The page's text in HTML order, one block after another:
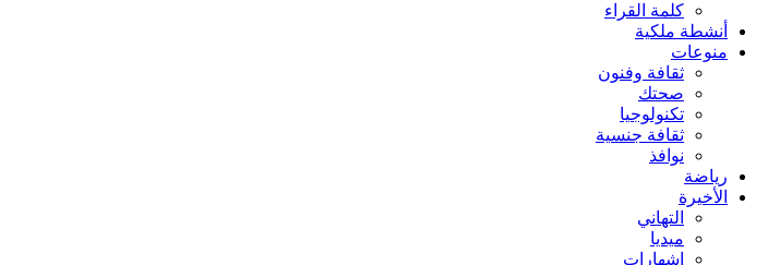
كلمة القراء
أنشطة ملكية
منوعات
ثقافة وفنون
صحتك
تكنولوجيا
ثقافة جنسية
نوافذ
رياضة
الأخيرة
التهاني
ميديا
إشهارات